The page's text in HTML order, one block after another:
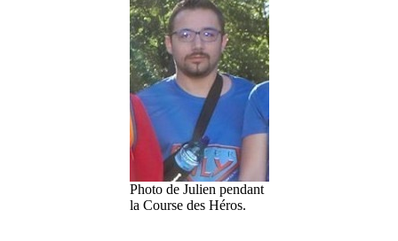
Photo de Julien pendant
la Course des Héros.